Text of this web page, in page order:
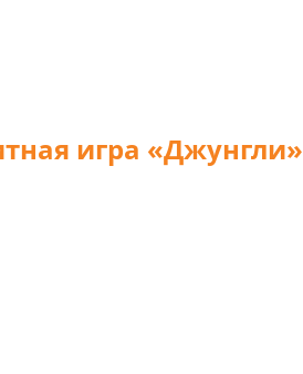
игра «Джунгли»